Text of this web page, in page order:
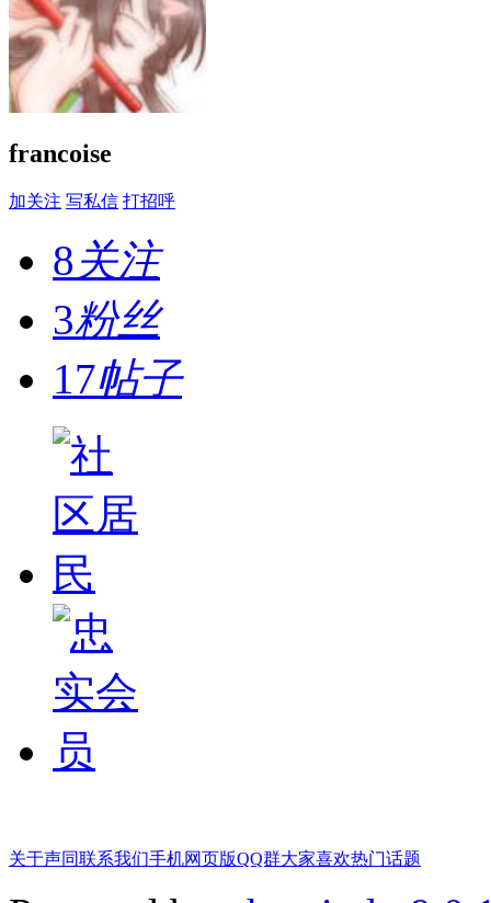
francoise
加关注 写私信 打招呼
8关注
3粉丝
17帖子
关于声同联系我们手机网页版QQ群大家喜欢热门话题